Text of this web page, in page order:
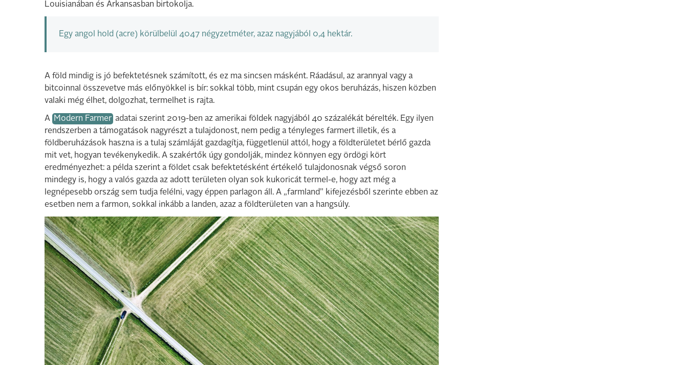
Louisianában és Arkansasban birtokolja.
Egy angol hold (acre) körülbelül 4047 négyzetméter, azaz nagyjából 0,4 hektár.
A föld mindig is jó befektetésnek számított, és ez ma sincsen másként. Ráadásul, az arannyal vagy a
bitcoinnal összevetve más előnyökkel is bír: sokkal több, mint csupán egy okos beruházás, hiszen közben
valaki még élhet, dolgozhat, termelhet is rajta.
A Modern Farmer adatai szerint 2019-ben az amerikai földek nagyjából 40 százalékát bérelték. Egy ilyen
rendszerben a támogatások nagyrészt a tulajdonost, nem pedig a tényleges farmert illetik, és a
földberuházások haszna is a tulaj számláját gazdagítja, függetlenül attól, hogy a földterületet bérlő gazda
mit vet, hogyan tevékenykedik. A szakértők úgy gondolják, mindez könnyen egy ördögi kört
eredményezhet: a példa szerint a földet csak befektetésként értékelő tulajdonosnak végső soron
mindegy is, hogy a valós gazda az adott területen olyan sok kukoricát termel-e, hogy azt még a
legnépesebb ország sem tudja felélni, vagy éppen parlagon áll. A „farmland” kifejezésből szerinte ebben az
esetben nem a farmon, sokkal inkább a landen, azaz a földterületen van a hangsúly.